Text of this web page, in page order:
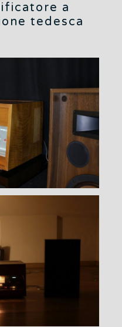
a
tedesca